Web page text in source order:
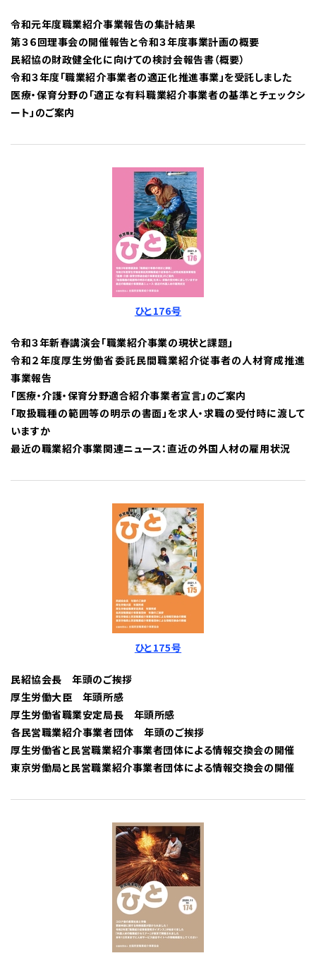
令和元年度職業紹介事業報告の集計結果
第３６回理事会の開催報告と令和３年度事業計画の概要
民紹協の財政健全化に向けての検討会報告書（概要）
令和３年度「職業紹介事業者の適正化推進事業」を受託しました
医療・保育分野の「適正な有料職業紹介事業者の基準とチェックシ
ート」のご案内
ひと176号
令和３年新春講演会「職業紹介事業の現状と課題」
令和２年度厚生労働省委託民間職業紹介従事者の人材育成推進
事業報告
「医療・介護・保育分野適合紹介事業者宣言」のご案内
「取扱職種の範囲等の明示の書面」を求人・求職の受付時に渡して
いますか
最近の職業紹介事業関連ニュース：直近の外国人材の雇用状況
ひと175号
民紹協会長 年頭のご挨拶
厚生労働大臣 年頭所感
厚生労働省職業安定局長 年頭所感
各民営職業紹介事業者団体 年頭のご挨拶
厚生労働省と民営職業紹介事業者団体による情報交換会の開催
東京労働局と民営職業紹介事業者団体による情報交換会の開催